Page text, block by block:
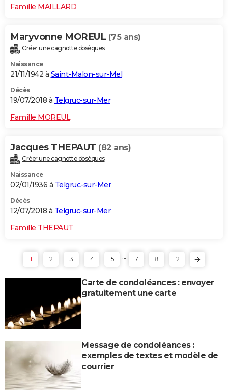
Famille MAILLARD
Maryvonne MOREUL (75 ans)
Créer une cagnotte obsèques
Naissance
21/11/1942 à Saint-Malon-sur-Mel
Décès
19/07/2018 à Telgruc-sur-Mer
Famille MOREUL
Jacques THEPAUT (82 ans)
Créer une cagnotte obsèques
Naissance
02/01/1936 à Telgruc-sur-Mer
Décès
12/07/2018 à Telgruc-sur-Mer
Famille THEPAUT
1 2 3 4 5 ... 7 8 12
Carte de condoléances : envoyer
gratuitement une carte
Message de condoléances :
exemples de textes et modèle de
courrier